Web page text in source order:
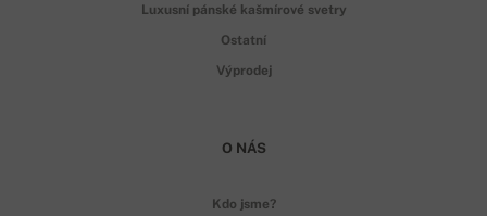
Luxusní pánské kašmírové svetry
Ostatní
Výprodej
O NÁS
Kdo jsme?